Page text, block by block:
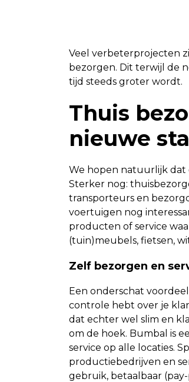
Veel verbeterprojecten
bezorgen. Dit terwijl de
tijd steeds groter wordt.
Thuis
nieuwe
We hopen natuurlijk dat
Sterker nog:
transporteurs en
voertuigen nog
producten of service
(tuin)meubels, fietsen,
Zelf bezorgen en
Een onderschat
controle hebt over je
dat echter wel slim en
om de hoek. Bumbal is
service op alle locaties.
productiebedrijven en
gebruik, betaalbaar